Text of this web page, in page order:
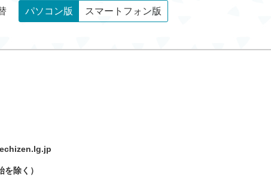
パソコン版 スマートフォン版
除く）